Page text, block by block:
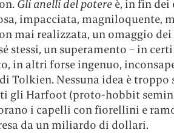
Gli anelli del potereè, in fin dei
impacciata, magniloquente,
mai realizzata, un omaggio
stessi, un superamento – in
in altri forse ingenuo,
Tolkien. Nessuna idea è troppo
gli Harfoot (proto-hobbit
i capelli con fiorellini e
da un miliardo di dollari.